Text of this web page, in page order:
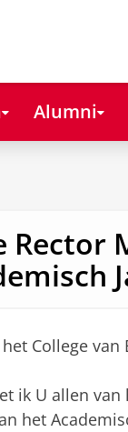
Alumni
Rector
College
ik U allen
het